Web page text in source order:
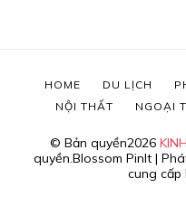
© Bản quyền2026
quyền. Blossom PinIt |
cung cấp
HOME DU LỊCH
NỘI THẤT
NGOẠI